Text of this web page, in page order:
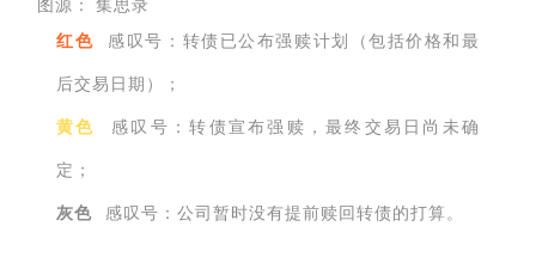
图源：
集思录
红色
感叹号：转债已公布强赎计划（包括价格和最
后交易日期）；
黄色 感叹号：转债宣布强赎，最终交易日尚未确
定；
灰色 感叹号：公司暂时没有提前赎回转债的打算。